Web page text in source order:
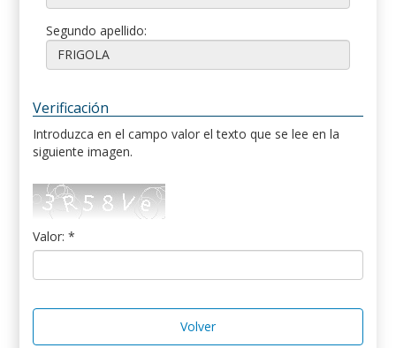
Segundo apellido:
Verificación
Introduzca en el campo valor el texto que se lee en la
siguiente imagen.
Valor: *
Volver